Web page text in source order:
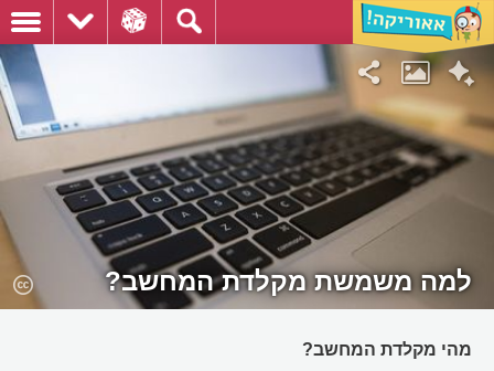
למה משמשת מקלדת המחשב?
מהי מקלדת המחשב?